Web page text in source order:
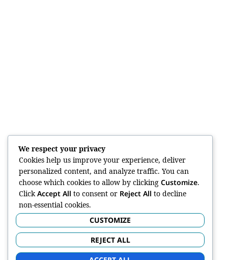
We respect your privacy
Cookies help us improve your experience, deliver
personalized content, and analyze traffic. You can
choose which cookies to allow by clicking Customize.
Click Accept All to consent or Reject All to decline
non-essential cookies.
CUSTOMIZE
REJECT ALL